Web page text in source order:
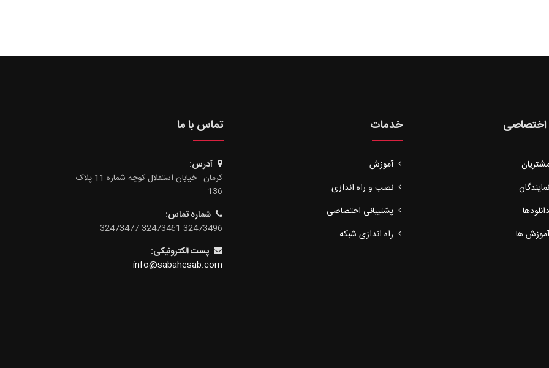
اختصاصی
ها
خدمات
آموزش
نصب و راه اندازی
پشتیبانی اختصاصی
راه اندازی شبکه
تماس با ما
آدرس:
کرمان –خیابان استقلال کوچه شماره 11 پلاک
136
شماره تماس:
32473477-32473461-32473496
پست الکترونیکی:
info@sabahesab.com